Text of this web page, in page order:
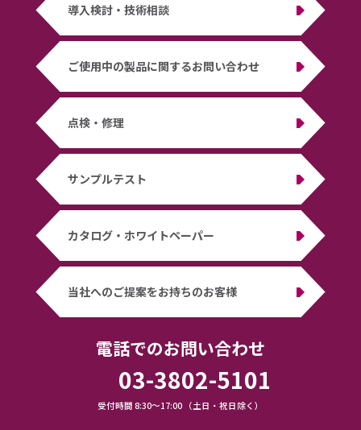
導入検討・技術相談
ご使用中の製品に関するお問い合わせ
点検・修理
サンプルテスト
カタログ・ホワイトペーパー
当社へのご提案をお持ちのお客様
電話でのお問い合わせ
03-3802-5101
受付時間 8:30～17:00 （土日・祝日除く）